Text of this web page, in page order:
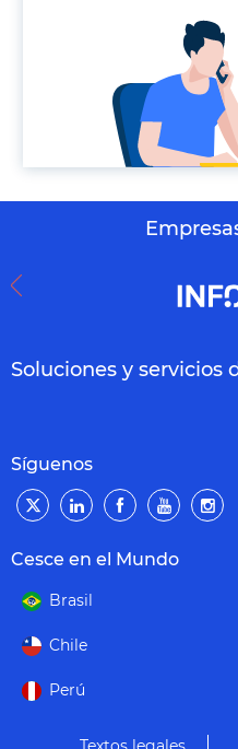
Soluciones y servicios
Síguenos
Cesce en el Mundo
Brasil
Chile
Perú